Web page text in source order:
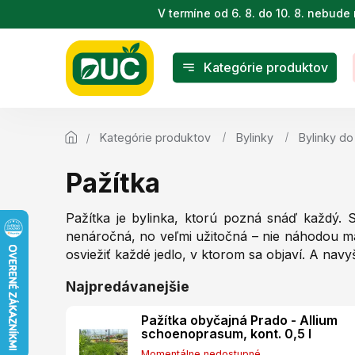
na
V termíne od 6. 8. do 10. 8.
Kategórie produktov
Kategórie produktov Bylinky Bylinky
Pažítka
Pažítka je bylinka, ktorú pozná snáď každý.
nenáročná, no veľmi užitočná – nie náhodou
osviežiť každé jedlo, v ktorom sa objaví. A
Najpredávanejšie
Pažítka obyčajná Prado - Allium
schoenoprasum, kont. 0,5 l